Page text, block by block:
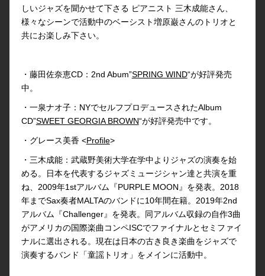
しいジャズを聞かせて下さる ピアニスト 三木成能さん、
様々なシーンで活動中のベーシスト増原巌さんのトリオと
共にお楽しみ下さい。
・藤田佐奈恵CD：2nd Abum”SPRING WIND“が好評発売
中。
・一泉ナオ子：NYでセルフプロデュースされたAlbum
CD”SWEET GEORGIA BROWN“が好評発売中です。
・グレース美香 <Profile>
・三木成能：武蔵野美術大学在学中よりジャズの演奏を始
める。日本を代表するジャズミュージシャン達と共演を重
ね、2009年1stアルバム『PURPLE MOON』を発表。2018
年までSax奏者MALTAのバンドに10年間在籍。2019年2nd
アルバム『Challenger』を発表。同アルバム収録の自作3曲
がアメリカの国際楽曲コンペISCでファイナルとセミファイ
ナルに選出される。現在は日本の古き良き楽曲をジャズで
演奏するバンド「童謡トリオ」をメインに活動中。